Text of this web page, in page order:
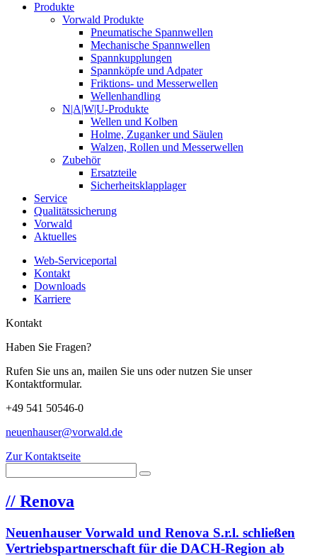
Produkte
Vorwald Produkte
Pneumatische Spannwellen
Mechanische Spannwellen
Spannkupplungen
Spannköpfe und Adpater
Friktions- und Messerwellen
Wellenhandling
N|A|W|U-Produkte
Wellen und Kolben
Holme, Zuganker und Säulen
Walzen, Rollen und Messerwellen
Zubehör
Ersatzteile
Sicherheitsklapplager
Service
Qualitätssicherung
Vorwald
Aktuelles
Web-Serviceportal
Kontakt
Downloads
Karriere
Kontakt
Haben Sie Fragen?
Rufen Sie uns an, mailen Sie uns oder nutzen Sie unser
Kontaktformular.
+49 541 50546-0
neuenhauser@vorwald.de
Zur Kontaktseite
// Renova
Neuenhauser Vorwald und Renova S.r.l. schließen
Vertriebspartnerschaft für die DACH-Region ab